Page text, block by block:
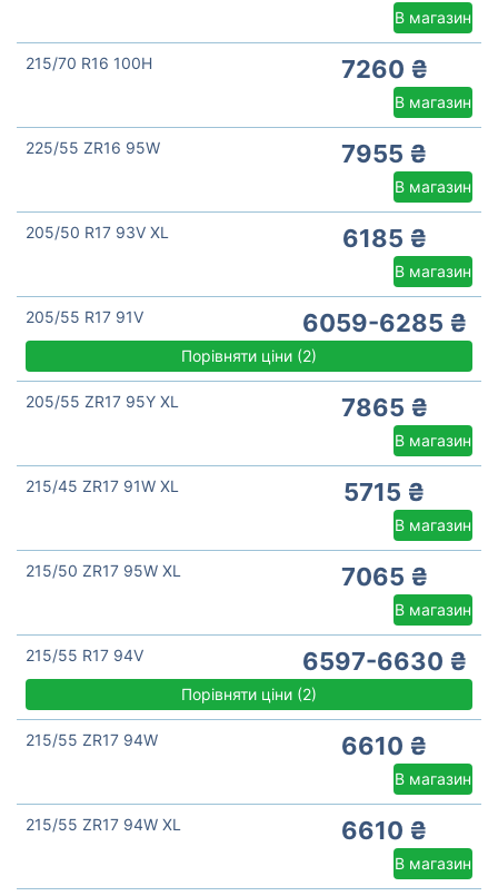
В магазин
215/70 R16 100H 7260 ₴
В магазин
225/55 ZR16 95W 7955 ₴
В магазин
205/50 R17 93V XL 6185 ₴
В магазин
205/55 R17 91V 6059-6285 ₴
Порівняти ціни (2)
205/55 ZR17 95Y XL 7865 ₴
В магазин
215/45 ZR17 91W XL 5715 ₴
В магазин
215/50 ZR17 95W XL 7065 ₴
В магазин
215/55 R17 94V 6597-6630 ₴
Порівняти ціни (2)
215/55 ZR17 94W 6610 ₴
В магазин
215/55 ZR17 94W XL 6610 ₴
В магазин